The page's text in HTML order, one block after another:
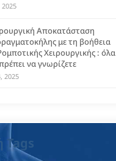
2025
Αποκατάσταση
με τη βοήθεια
Χειρουργικής : όλα
να γνωρίζετε
2025
Tags